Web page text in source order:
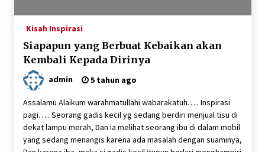
Kisah Inspirasi
Siapapun yang Berbuat Kebaikan akan
Kembali Kepada Dirinya
admin 5 tahun ago
Assalamu Alaikum warahmatullahi wabarakatuh….. Inspirasi
pagi….. Seorang gadis kecil yg sedang berdiri menjual tisu di
dekat lampu merah, Dan ia melihat seorang ibu di dalam mobil
yang sedang menangis karena ada masalah dengan suaminya,